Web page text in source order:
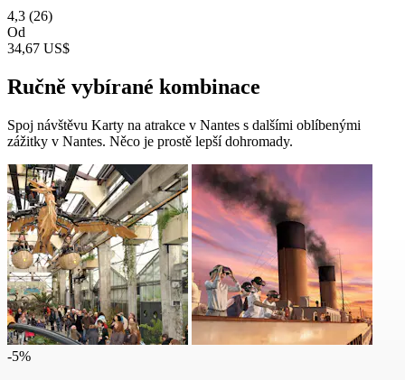
4,3 (26)
Od
34,67 US$
Ručně vybírané kombinace
Spoj návštěvu Karty na atrakce v Nantes s dalšími oblíbenými
zážitky v Nantes. Něco je prostě lepší dohromady.
-5%